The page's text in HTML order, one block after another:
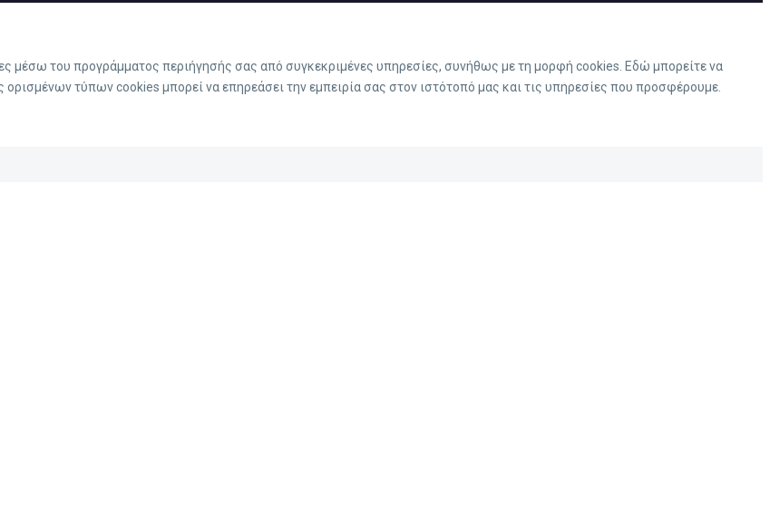
μέσω του προγράμματος περιήγησής σας από συγκεκριμένες υπηρεσίες, συνήθως με τη μορφή cookies. Εδώ μπορείτε να
τύπων cookies μπορεί να επηρεάσει την εμπειρία σας στον ιστότοπό μας και τις υπηρεσίες που προσφέρουμε.